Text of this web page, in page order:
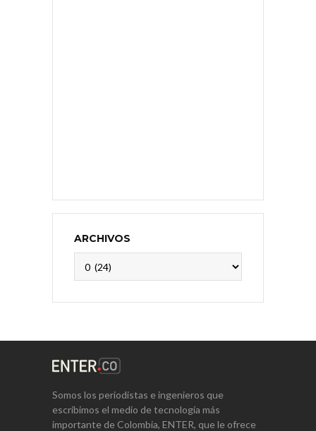
ARCHIVOS
Somos los periodistas e ingenieros que
escribimos el medio de tecnología más
importante de Colombia, ENTER, que le ofrece